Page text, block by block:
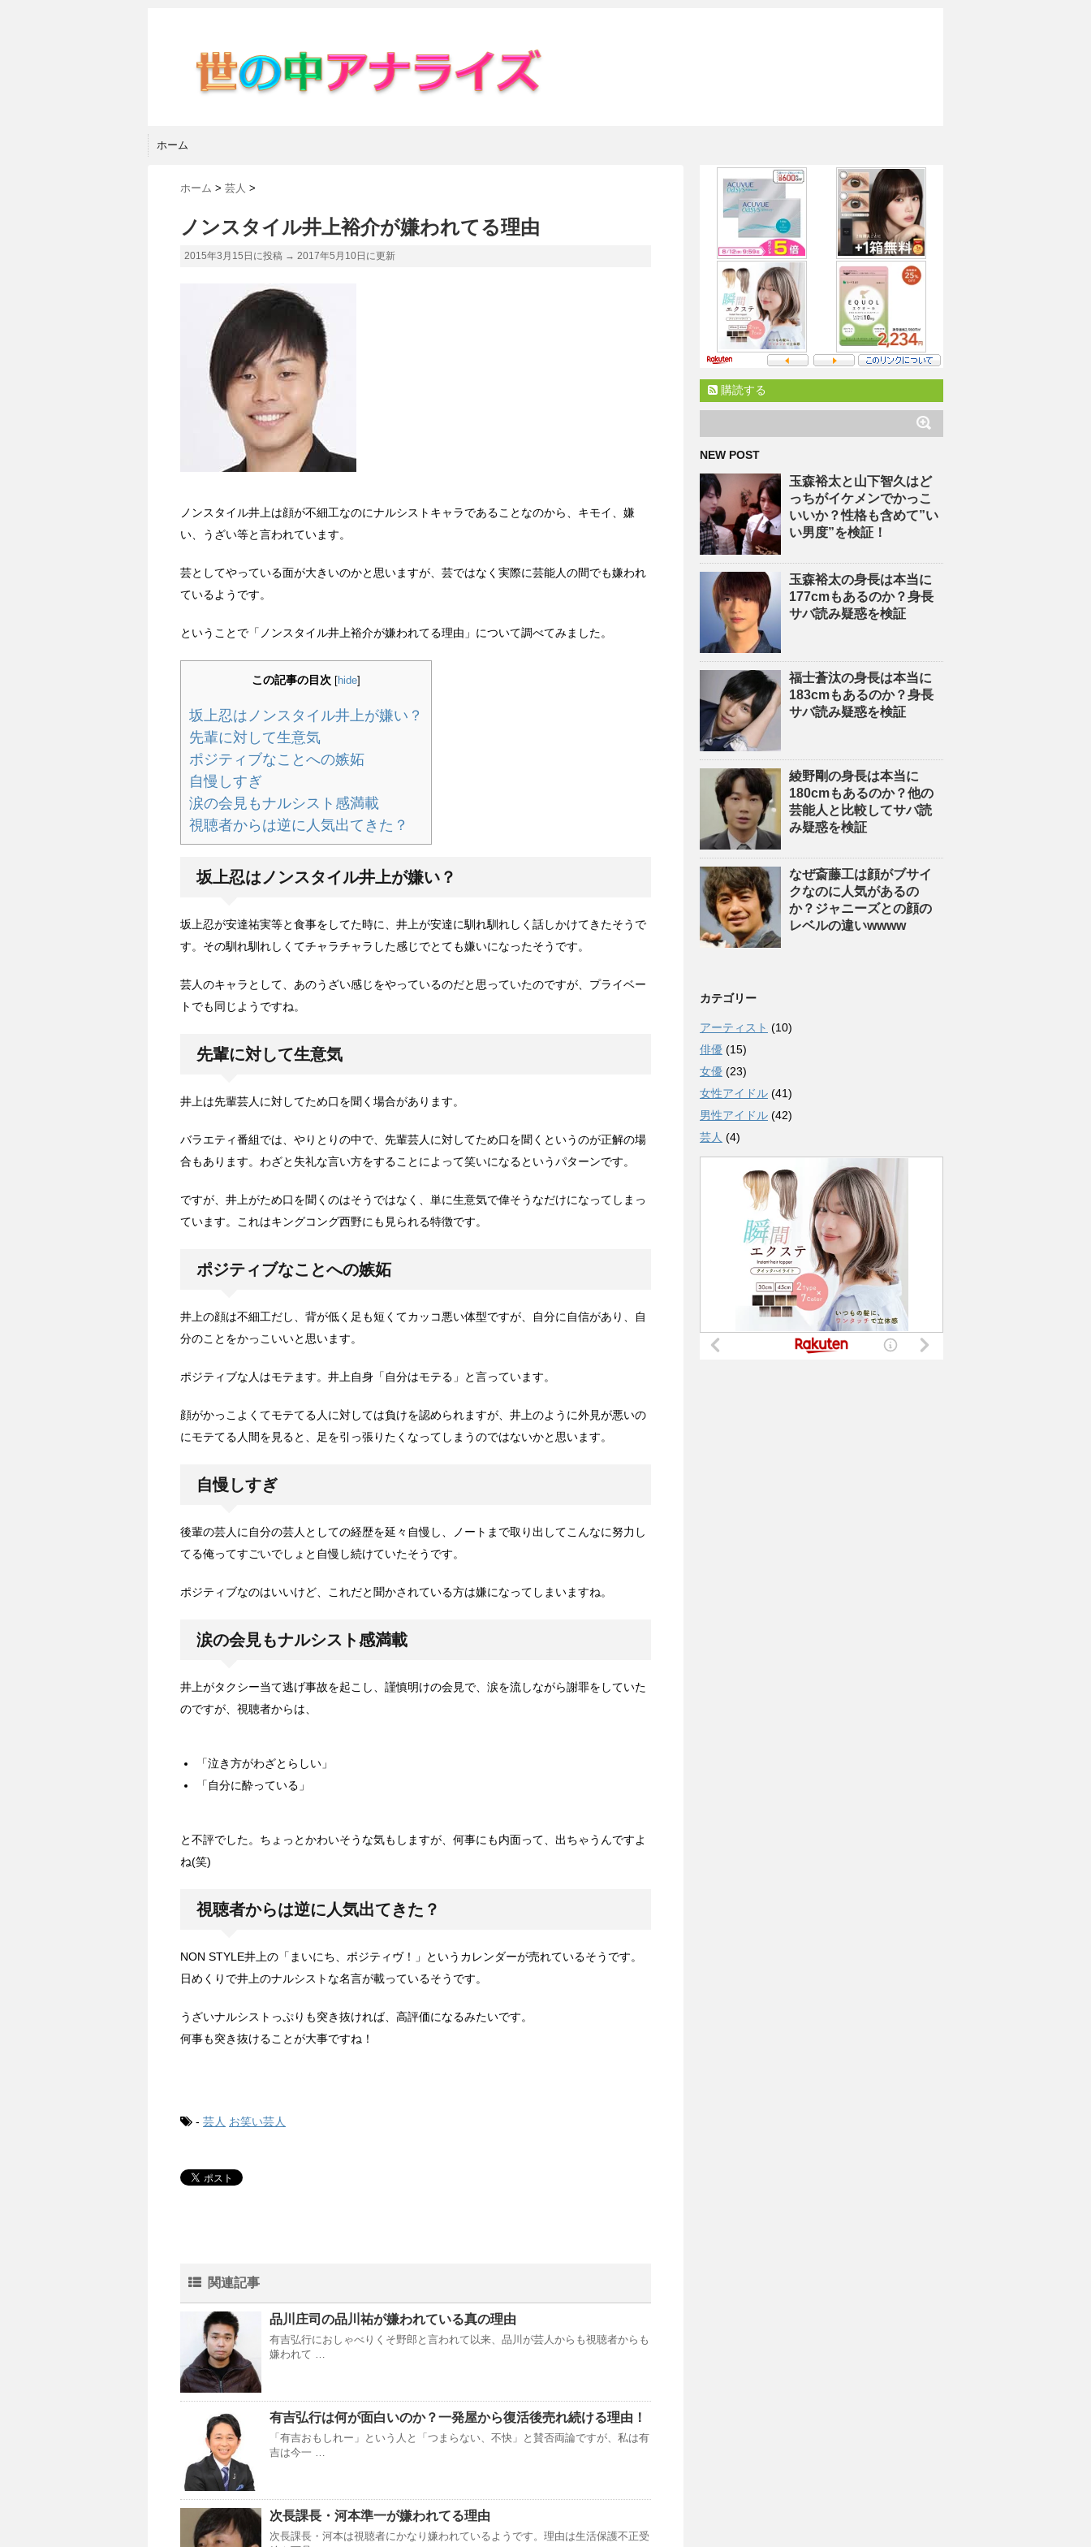
ホーム
ホーム > 芸人 >
ノンスタイル井上裕介が嫌われてる理由
2015年3月15日に投稿 → 2017年5月10日 に更新
ノンスタイル井上は顔が不細工なのにナルシストキャラであることなのから、キモイ、嫌
い、うざい等と言われています。
芸としてやっている面が大きいのかと思いますが、芸ではなく実際に芸能人の間でも嫌われ
ているようです。
ということで「ノンスタイル井上裕介が嫌われてる理由」について調べてみました。
この記事の目次 hide
坂上忍はノンスタイル井上が嫌い？
先輩に対して生意気
ポジティブなことへの嫉妬
自慢しすぎ
涙の会見もナルシスト感満載
視聴者からは逆に人気出てきた？
坂上忍はノンスタイル井上が嫌い？
坂上忍が安達祐実等と食事をしてた時に、井上が安達に馴れ馴れしく話しかけてきたそうで
す。その馴れ馴れしくてチャラチャラした感じでとても嫌いになったそうです。
芸人のキャラとして、あのうざい感じをやっているのだと思っていたのですが、プライベー
トでも同じようですね。
先輩に対して生意気
井上は先輩芸人に対してため口を聞く場合があります。
バラエティ番組では、やりとりの中で、先輩芸人に対してため口を聞くというのが正解の場
合もあります。わざと失礼な言い方をすることによって笑いになるというパターンです。
ですが、井上がため口を聞くのはそうではなく、単に生意気で偉そうなだけになってしまっ
ています。これはキングコング西野にも見られる特徴です。
ポジティブなことへの嫉妬
井上の顔は不細工だし、背が低く足も短くてカッコ悪い体型ですが、自分に自信があり、自
分のことをかっこいいと思います。
ポジティブな人はモテます。井上自身「自分はモテる」と言っています。
顔がかっこよくてモテてる人に対しては負けを認められますが、井上のように外見が悪いの
にモテてる人間を見ると、足を引っ張りたくなってしまうのではないかと思います。
自慢しすぎ
後輩の芸人に自分の芸人としての経歴を延々自慢し、ノートまで取り出してこんなに努力し
てる俺ってすごいでしょと自慢し続けていたそうです。
ポジティブなのはいいけど、これだと聞かされている方は嫌になってしまいますね。
涙の会見もナルシスト感満載
井上がタクシー当て逃げ事故を起こし、謹慎明けの会見で、涙を流しながら謝罪をしていた
のですが、視聴者からは、
「泣き方がわざとらしい」
「自分に酔っている」
と不評でした。ちょっとかわいそうな気もしますが、何事にも内面って、出ちゃうんですよ
ね(笑)
視聴者からは逆に人気出てきた？
NON STYLE井上の「まいにち、ポジティヴ！」というカレンダーが売れているそうです。
日めくりで井上のナルシストな名言が載っているそうです。
うざいナルシストっぷりも突き抜ければ、高評価になるみたいです。
何事も突き抜けることが大事ですね！
- 芸人 お笑い芸人
関連記事
品川庄司の品川祐が嫌われている真の理由
有吉弘行におしゃべりくそ野郎と言われて以来、品川が芸人からも視聴者からも
嫌われて …
有吉弘行は何が面白いのか？一発屋から復活後売れ続ける理由！
「有吉おもしれー」という人と「つまらない、不快」と賛否両論ですが、私は有
吉は今一 …
次長課長・河本準一が嫌われてる理由
次長課長・河本は視聴者にかなり嫌われているようです。理由は生活保護不正受
購読する
NEW POST
玉森裕太と山下智久はど
っちがイケメンでかっこ
いいか？性格も含めて”い
い男度”を検証！
玉森裕太の身長は本当に
177cmもあるのか？身長
サバ読み疑惑を検証
福士蒼汰の身長は本当に
183cmもあるのか？身長
サバ読み疑惑を検証
綾野剛の身長は本当に
180cmもあるのか？他の
芸能人と比較してサバ読
み疑惑を検証
なぜ斎藤工は顔がブサイ
クなのに人気があるの
か？ジャニーズとの顔の
レベルの違いwwww
カテゴリー
アーティスト (10)
俳優 (15)
女優 (23)
女性アイドル (41)
男性アイドル (42)
芸人 (4)